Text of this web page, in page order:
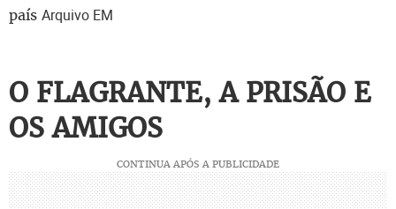
país Arquivo EM
O FLAGRANTE, A PRISÃO E
OS AMIGOS